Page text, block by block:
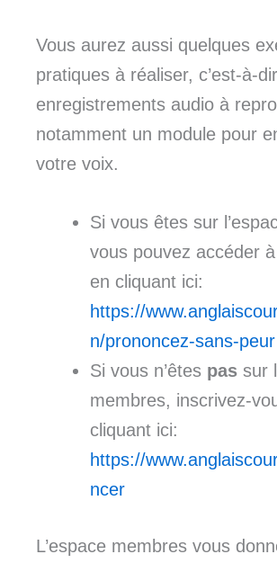
Vous aurez aussi quelques
pratiques à réaliser, c’est-à-
enregistrements audio à
notamment un module pour
votre voix.
Si vous êtes sur
vous pouvez accéder
en cliquant ici:
https://
n/prononcez-sans-peur
Si vous n’êtes pas sur
membres, inscrivez-
cliquant ici:
https://
ncer
L’espace membres vous